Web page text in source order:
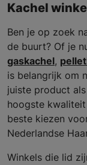
Kachel
Ben je op zoek
de buurt? Of je
gaskachel,
is belangrijk om
juiste product
hoogste
beste kiezen
Nederlandse
Winkels die lid